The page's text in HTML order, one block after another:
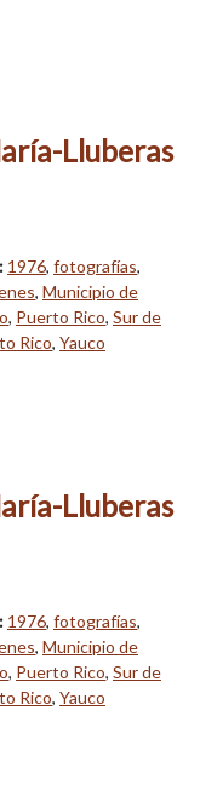
Lluberas
1976, fotografías,
, Municipio de
, Puerto Rico, Sur de
Rico, Yauco
Lluberas
1976, fotografías,
, Municipio de
, Puerto Rico, Sur de
Rico, Yauco